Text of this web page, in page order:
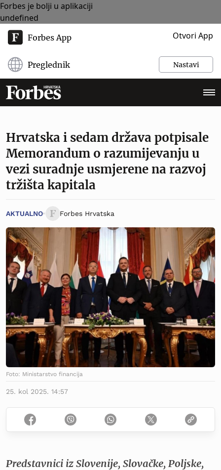
Forbes je bolji u aplikaciji
undefined
Forbes App Otvori App
Preglednik Nastavi
Hrvatska i sedam država potpisale
Memorandum o razumijevanju u
vezi suradnje usmjerene na razvoj
tržišta kapitala
AKTUALNO Forbes Hrvatska
Foto: Ministarstvo financija
25. kol 2025. 14:57
Predstavnici iz Slovenije, Slovačke, Poljske,